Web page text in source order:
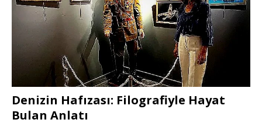
Denizin Hafızası: Filografiyle Hayat
Bulan Anlatı